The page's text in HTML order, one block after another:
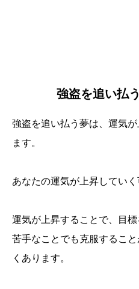
強盗を追い払
強盗を追い払う夢は、運気
ます。
あなたの運気が上昇していく
運気が上昇することで、目
苦手なことでも克服するこ
くあります。